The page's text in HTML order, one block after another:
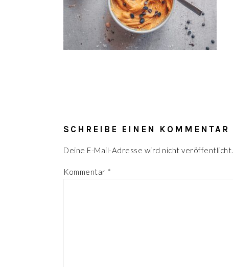
SCHREIBE EINEN KOMMENTAR
Deine E-Mail-Adresse wird nicht veröffentlicht.
Kommentar *